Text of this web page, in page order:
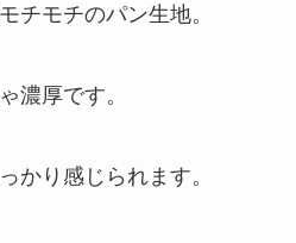
チモチのパン生地。
濃厚です。
かり感じられます。